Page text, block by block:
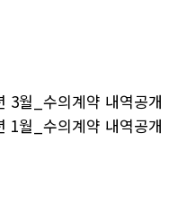
3월_수의계약 내역공개
1월_수의계약 내역공개